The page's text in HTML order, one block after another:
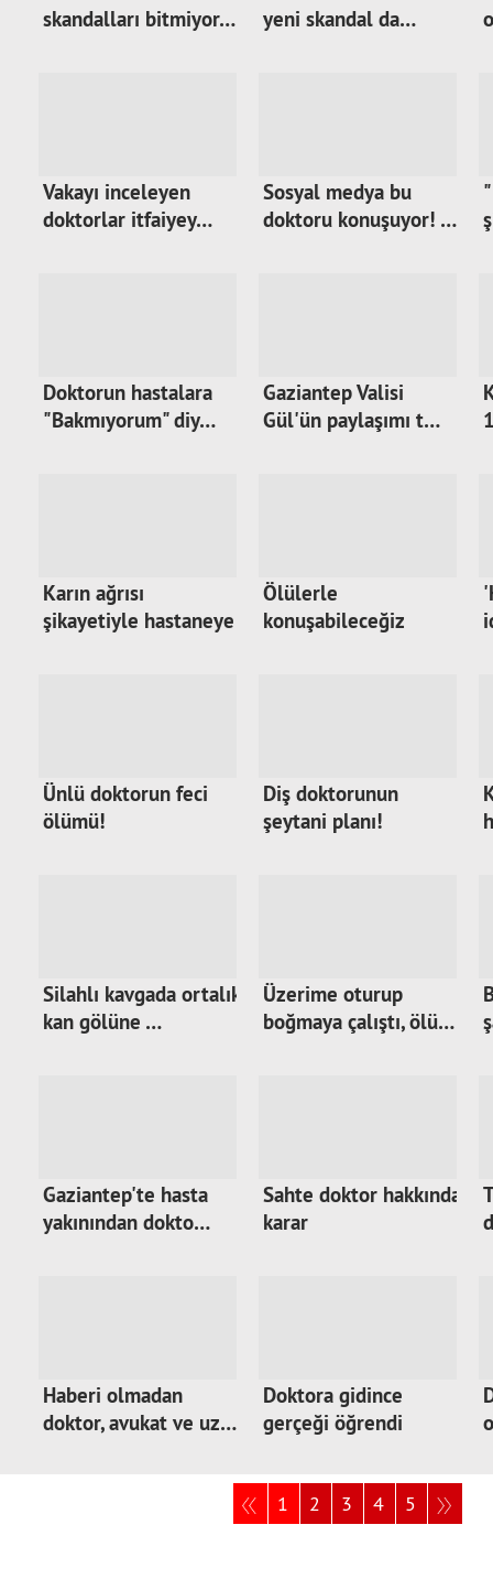
skandalları bitmiyor…
yeni skandal da…
Vakayı inceleyen
doktorlar itfaiyey…
Sosyal medya bu
doktoru konuşuyor! …
Doktorun hastalara
"Bakmıyorum" diy…
Gaziantep Valisi
Gül'ün paylaşımı t…
Karın ağrısı
şikayetiyle hastaneye
Ölülerle
konuşabileceğiz
Ünlü doktorun feci
ölümü!
Diş doktorunun
şeytani planı!
Silahlı kavgada ortalık
kan gölüne …
Üzerime oturup
boğmaya çalıştı, ölü…
Gaziantep'te hasta
yakınından dokto…
Sahte doktor hakkında
karar
Haberi olmadan
doktor, avukat ve uz…
Doktora gidince
gerçeği öğrendi
1 2 3 4 5